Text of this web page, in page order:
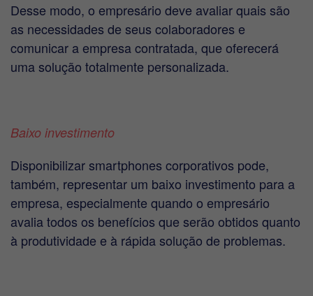
Desse modo, o empresário deve avaliar quais são
as necessidades de seus colaboradores e
comunicar a empresa contratada, que oferecerá
uma solução totalmente personalizada.
Baixo investimento
Disponibilizar smartphones corporativos pode,
também, representar um baixo investimento para a
empresa, especialmente quando o empresário
avalia todos os benefícios que serão obtidos quanto
à produtividade e à rápida solução de problemas.